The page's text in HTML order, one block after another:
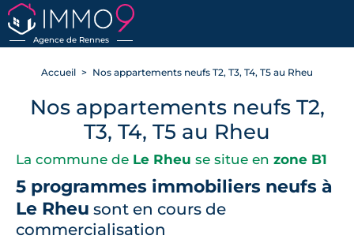
Agence de Rennes
RETOUR
Accueil Nos appartements neufs T2, T3, T4, T5 au Rheu
Nos appartements neufs T2,
T3, T4, T5 au Rheu
La commune de Le Rheu se situe en zone B1
5 programmes immobiliers neufs à
Le Rheu sont en cours de
commercialisation